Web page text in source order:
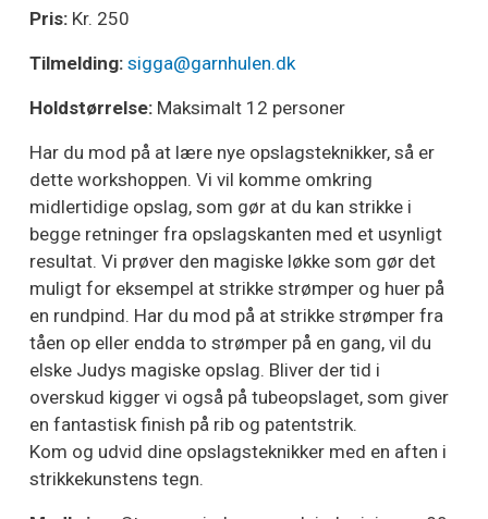
Pris: Kr. 250
Tilmelding: sigga@garnhulen.dk
Holdstørrelse: Maksimalt 12 personer
Har du mod på at lære nye opslagsteknikker, så er
dette workshoppen. Vi vil komme omkring
midlertidige opslag, som gør at du kan strikke i
begge retninger fra opslagskanten med et usynligt
resultat. Vi prøver den magiske løkke som gør det
muligt for eksempel at strikke strømper og huer på
en rundpind. Har du mod på at strikke strømper fra
tåen op eller endda to strømper på en gang, vil du
elske Judys magiske opslag. Bliver der tid i
overskud kigger vi også på tubeopslaget, som giver
en fantastisk finish på rib og patentstrik.
Kom og udvid dine opslagsteknikker med en aften i
strikkekunstens tegn.